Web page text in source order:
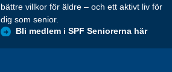
bättre villkor för äldre – och ett aktivt liv för
dig som senior.
Bli medlem i SPF Seniorerna här